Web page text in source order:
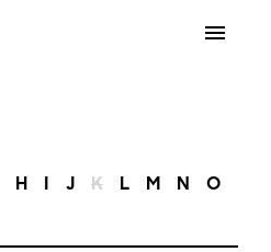
H I J K L M N O